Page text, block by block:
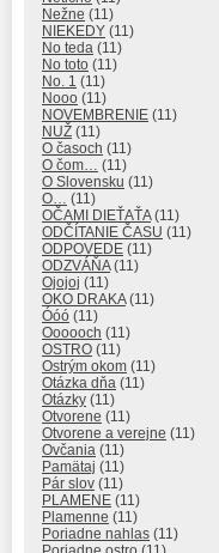
Nežne (11)
NIEKEDY (11)
No teda (11)
No toto (11)
No. 1 (11)
Nooo (11)
NOVEMBRENIE (11)
NUŽ (11)
O časoch (11)
O čom… (11)
O Slovensku (11)
O… (11)
OČAMI DIEŤAŤA(11)
ODČÍTANIE ČASU (11)
ODPOVEDE (11)
ODZVÁŇA(11)
Ojojoj (11)
OKO DRAKA(11)
Óóó (11)
Oooooch (11)
OSTRO (11)
Ostrým okom (11)
Otázka dňa (11)
Otázky (11)
Otvorene (11)
Otvorene a verejne (11)
Ovčania (11)
Pamätaj (11)
Pár slov (11)
PLAMENE (11)
Plamenne (11)
Poriadne nahlas (11)